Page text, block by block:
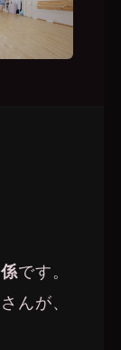
です。
んが、